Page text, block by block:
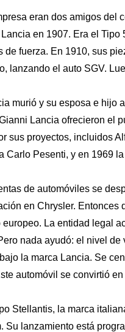
eran dos amigos
en 1907. Era el
de fuerza. En 1910, sus
lanzando el auto SGV.
murió y su esposa e hijo
Lancia ofrecieron el
sus proyectos, incluidos
Carlo Pesenti, y en 1969
de automóviles se
en Chrysler.
La entidad legal
nada ayudó: el nivel
la marca Lancia. Se
automóvil se convirtió
Stellantis, la marca
Su lanzamiento está